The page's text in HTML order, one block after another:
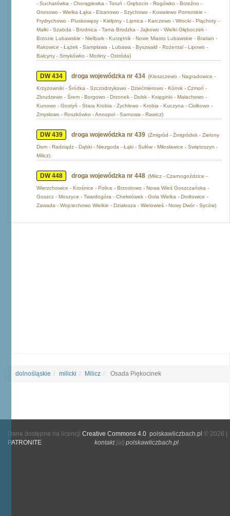
- Suchatówka - Chorągiewka - Toruń - Grębocin - Rogówko - Brzeźno -
Gronowo - Wielka Łąka - Elzanowo - Szychowo - Kowalewo Pomorskie -
Frydrychowo - Pluskowęsy - Kiełpiny - Lipnica - Karczewo - Wrocki - Pląchoty -
Małki - Szabda - Brodnica - Tama Brodzka - Jajkowo - Wielki Głęboczek -
Brzozie Lubawskie - Nielbark - Kurzętnik - Nowe Miasto Lubawskie - Bratian -
Rakowice - Łążek - Sampława - Lubawa - Byszwałd - Rożental - Lipowo -
Bałcyny - Smykówko - Morliny - Ostróda)
DW 434 droga wojewódzka nr 434 (Kleszczewo - Nagradowice -
Krzyżowniki - Śródka - Szczodrzykowo - Dziećmierowo - Kórnik - Czmoń -
Zbrudzewo - Śrem - Borgowo - Drzonek - Dolsk - Księginki - Małachowo -
Kunowo - Gostyń - Stara Krobia - Żychlewo - Krobia - Kuczyna - Ciołkowo -
Zmysłowo - Roszkówko - Annopol - Sarnowa - Rawicz)
DW 439 droga wojewódzka nr 439 (Żmigród - Żmigródek - Zielony
Dom - Radziądz - Dąbki - Niezgoda - Łąki - Sułów - Miłosławice - Swiętoszyn -
Milicz)
DW 448 droga wojewódzka nr 448 (Milicz - Czarnogoździce -
Wierzchowice - Krośnice - Police - Brzostowo - Nowa Wieś Goszczańska -
Goszcz - Moszyce - Twardogóra - Chełstówek - Gola Wielka - Drołtowice -
Zawada - Wojciechowo Wielkie - Działosza - Wielowieś - Nowy Dwór - Syców)
dolnośląskie milicki Milicz Osada Piękocinek
Dane dostępne na licencji Creative Commons 4.0. polskawliczbach.pl © 2026 |
PATRONITE
kontakt[at]polskawliczbach.pl